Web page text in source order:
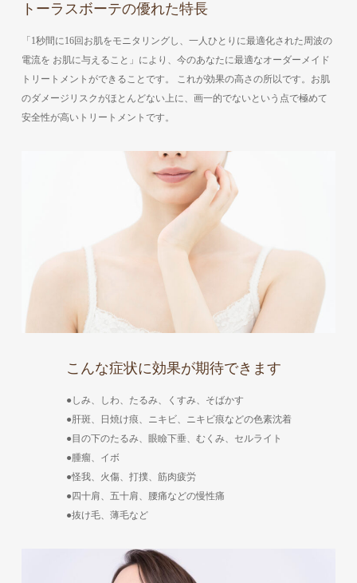
トーラスボーテの優れた特長
「1秒間に16回お肌をモニタリングし、一人ひとりに最適化された周波の
電流を お肌に与えること」により、今のあなたに最適なオーダーメイド
トリートメントができることです。 これが効果の高さの所以です。お肌
のダメージリスクがほとんどない上に、画一的でないという点で極めて
安全性が高いトリートメントです。
こんな症状に効果が期待できます
●しみ、しわ、たるみ、くすみ、そばかす
●肝斑、日焼け痕、ニキビ、ニキビ痕などの色素沈着
●目の下のたるみ、眼瞼下垂、むくみ、セルライト
●腫瘤、イボ
●怪我、火傷、打撲、筋肉疲労
●四十肩、五十肩、腰痛などの慢性痛
●抜け毛、薄毛など